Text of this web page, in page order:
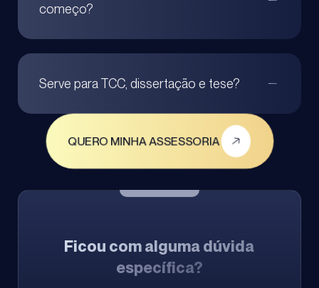
começo?
Serve para TCC, dissertação e tese?
QUERO MINHA ASSESSORIA
Ficou com alguma dúvida
específica?